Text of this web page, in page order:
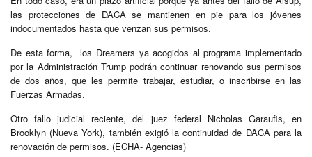
las protecciones de DACA se mantienen en pie para los jóvenes
indocumentados hasta que venzan sus permisos.
De esta forma, los Dreamers ya acogidos al programa implementado
por la Administración Trump podrán continuar renovando sus permisos
de dos años, que les permite trabajar, estudiar, o inscribirse en las
Fuerzas Armadas.
Otro fallo judicial reciente, del juez federal Nicholas Garaufis, en
Brooklyn (Nueva York), también exigió la continuidad de DACA para la
renovación de permisos. (ECHA- Agencias)